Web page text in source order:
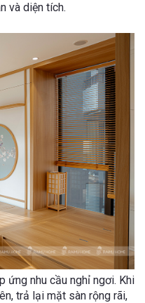
và diện tích.
ứng nhu cầu nghỉ ngơi. Khi
trả lại mặt sàn rộng rãi,